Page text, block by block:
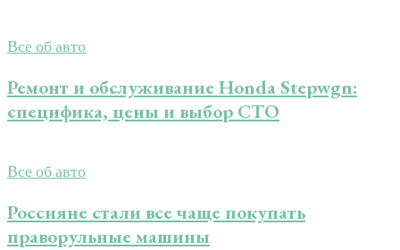
Все об авто
Ремонт и обслуживание Honda Stepwgn:
специфика, цены и выбор СТО
Все об авто
Россияне стали все чаще покупать
праворульные машины